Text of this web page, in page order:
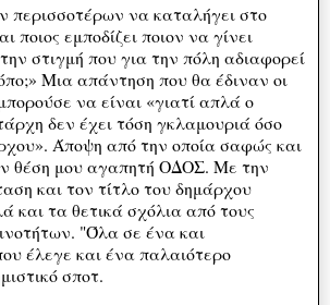
να καταλήγει στο
ποιος εμποδίζει ποιον να γίνει
στιγμή που για την πόλη αδιαφορεί
Μια απάντηση που θα έδιναν οι
να είναι «γιατί απλά ο
δεν έχει τόση γκλαμουριά όσο
Άποψη από την οποία σαφώς και
θέση μου αγαπητή ΟΔΟΣ. Με την
και τον τίτλο του δημάρχου
και τα θετικά σχόλια από τους
"Όλα σε ένα και
έλεγε και ένα παλαιότερο
σποτ.